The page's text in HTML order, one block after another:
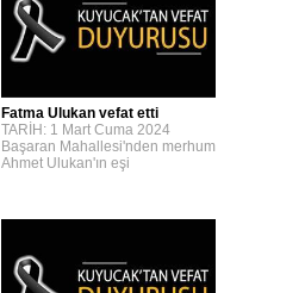
Fatma Ulukan vefat etti
TARİH: 1 Mart Cuma 2024
Başaran Mahallesi'nden merhum
Ahmet Ulukan'ın eşi